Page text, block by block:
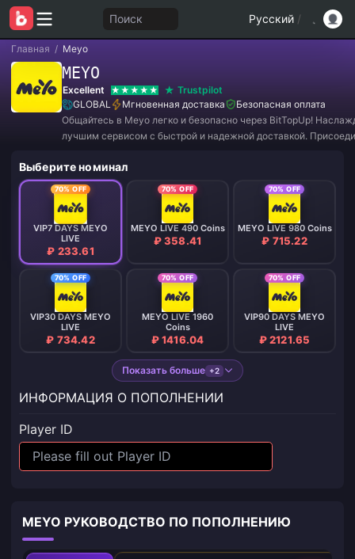
Поиск Русский /
Главная / Meyo
MEYO
Excellent
Trustpilot
GLOBAL
Мгновенная доставка
Безопасная оплата
Общайтесь в Meyo легко и безопасно через BitTopUp!
лучшим сервисом с быстрой и надежной доставкой.
потрясающие скидки! ✨
Выберите номинал
70% OFF
VIP7 DAYS MEYO
LIVE
₽ 233.61
70% OFF
MEYO LIVE 490 Coins
₽ 358.41
70% OFF
MEYO LIVE 980 Coins
₽ 715.22
70% OFF
VIP30 DAYS MEYO
LIVE
₽ 734.42
70% OFF
MEYO LIVE 1960
Coins
₽ 1416.04
70% OFF
VIP90 DAYS MEYO
LIVE
₽ 2121.65
Показать больше +2
ИНФОРМАЦИЯ О ПОПОЛНЕНИИ
Player ID
MEYO РУКОВОДСТВО ПО ПОПОЛНЕНИЮ